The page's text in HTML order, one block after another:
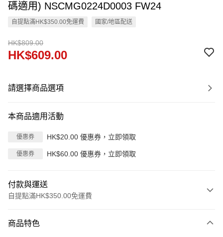
碼適用) NSCMG0224D0003 FW24
自提點滿HK$350.00免運費 國家/地區配送
HK$809.00
HK$609.00
請選擇商品選項
本商品適用活動
優惠券 HK$20.00 優惠券，立即領取
優惠券 HK$60.00 優惠券，立即領取
付款與運送
自提點滿HK$350.00免運費
信用卡
商品特色